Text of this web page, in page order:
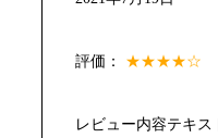
評価： ★★★★☆
レビュー内容テキス